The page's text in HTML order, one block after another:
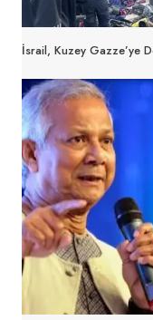
İsrail, Kuzey Gazze’ye